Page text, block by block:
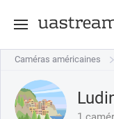
Caméras américaines
Caméras américaines